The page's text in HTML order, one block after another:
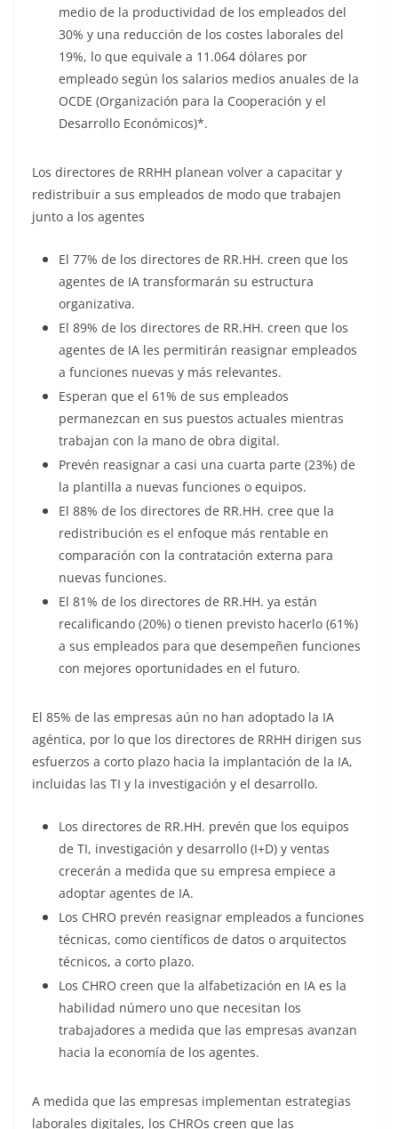
medio de la productividad de los empleados del
30% y una reducción de los costes laborales del
19%, lo que equivale a 11.064 dólares por
empleado según los salarios medios anuales de la
OCDE (Organización para la Cooperación y el
Desarrollo Económicos)*.
Los directores de RRHH planean volver a capacitar y
redistribuir a sus empleados de modo que trabajen
junto a los agentes
El 77% de los directores de RR.HH. creen que los
agentes de IA transformarán su estructura
organizativa.
El 89% de los directores de RR.HH. creen que los
agentes de IA les permitirán reasignar empleados
a funciones nuevas y más relevantes.
Esperan que el 61% de sus empleados
permanezcan en sus puestos actuales mientras
trabajan con la mano de obra digital.
Prevén reasignar a casi una cuarta parte (23%) de
la plantilla a nuevas funciones o equipos.
El 88% de los directores de RR.HH. cree que la
redistribución es el enfoque más rentable en
comparación con la contratación externa para
nuevas funciones.
El 81% de los directores de RR.HH. ya están
recalificando (20%) o tienen previsto hacerlo (61%)
a sus empleados para que desempeñen funciones
con mejores oportunidades en el futuro.
El 85% de las empresas aún no han adoptado la IA
agéntica, por lo que los directores de RRHH dirigen sus
esfuerzos a corto plazo hacia la implantación de la IA,
incluidas las TI y la investigación y el desarrollo.
Los directores de RR.HH. prevén que los equipos
de TI, investigación y desarrollo (I+D) y ventas
crecerán a medida que su empresa empiece a
adoptar agentes de IA.
Los CHRO prevén reasignar empleados a funciones
técnicas, como científicos de datos o arquitectos
técnicos, a corto plazo.
Los CHRO creen que la alfabetización en IA es la
habilidad número uno que necesitan los
trabajadores a medida que las empresas avanzan
hacia la economía de los agentes.
A medida que las empresas implementan estrategias
laborales digitales, los CHROs creen que las